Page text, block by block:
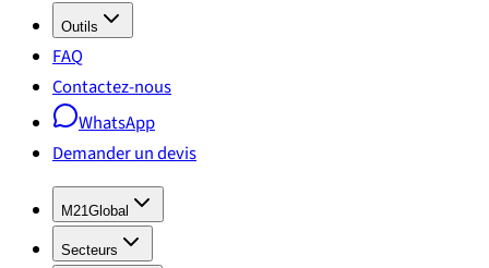
Outils
FAQ
Contactez-nous
WhatsApp
Demander un devis
M21Global
Secteurs